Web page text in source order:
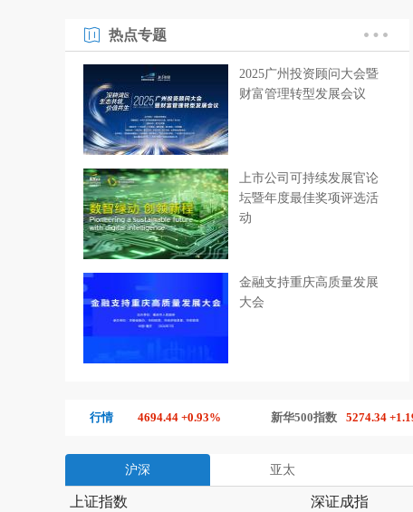
热点专题
2025广州投资顾问大会暨
财富管理转型发展会议
上市公司可持续发展官论
坛暨年度最佳奖项评选活
动
金融支持重庆高质量发展
大会
行情
4694.44 +0.93% 新华500指数 5274.34 +1.19%
沪深 亚太
上证指数 深证成指